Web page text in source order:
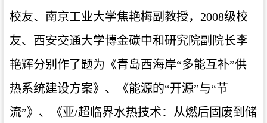
校友、南京工业大学焦艳梅副教授，2008级校
友、西安交通大学博金碳中和研究院副院长李
艳辉分别作了题为《青岛西海岸“多能互补”供
热系统建设方案》、《能源的“开源”与“节
流”》、《亚/超临界水热技术：从燃后固废到储